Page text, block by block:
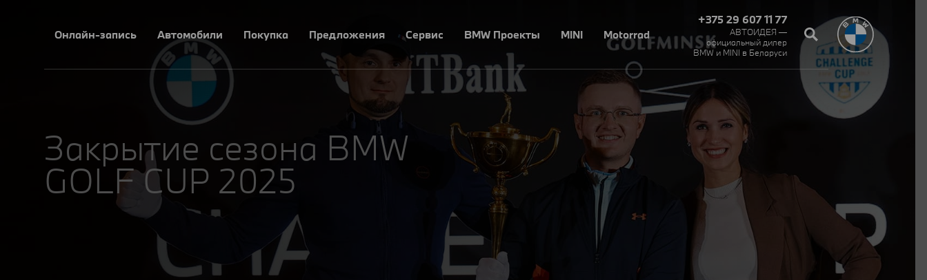
Онлайн-запись Автомобили Покупка Предложения Сервис BMW Проекты MINI Motorrad
+375 29 607 11 77
АВТОИДЕЯ —
официальный дилер
BMW и MINI в Беларуси‎
Закрытие сезона BMW
GOLF CUP 2025